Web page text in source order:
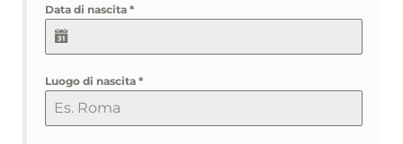
Data di nascita *
Luogo di nascita *